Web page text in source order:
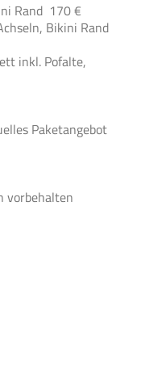
Rand 170 €
Bikini Rand
inkl. Pofalte,
Paketangebot
vorbehalten